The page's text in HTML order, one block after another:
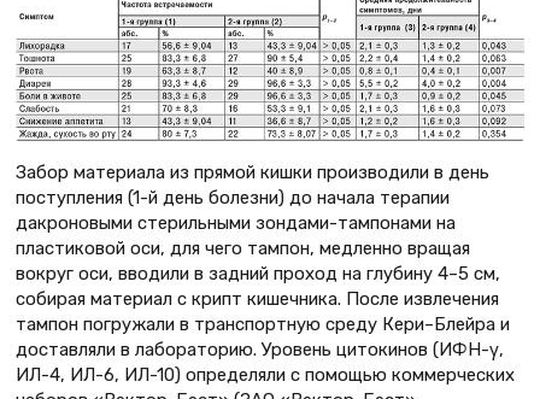
Забор материала из прямой кишки производили в день
поступления (1-й день болезни) до начала терапии
дакроновыми стерильными зондами-тампонами на
пластиковой оси, для чего тампон, медленно вращая
вокруг оси, вводили в задний проход на глубину 4–5 см,
собирая материал с крипт кишечника. После извлечения
тампон погружали в транспортную среду Кери–Блейра и
доставляли в лабораторию. Уровень цитокинов (ИФН-γ,
ИЛ-4, ИЛ-6, ИЛ-10) определяли с помощью коммерческих